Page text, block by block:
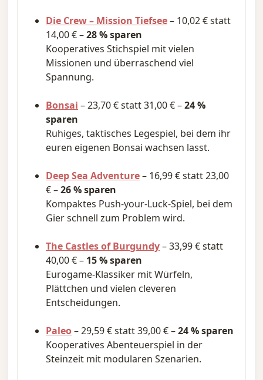
Die Crew – Mission Tiefsee– 10,02 € statt
14,00 € –28 % sparen
Kooperatives Stichspiel mit vielen
Missionen und überraschend viel
Spannung.
Bonsai – 23,70 € statt 31,00 € –24 %
sparen
Ruhiges, taktisches Legespiel, bei dem ihr
euren eigenen Bonsai wachsen lasst.
Deep Sea Adventure– 16,99 € statt 23,00
€ –26 % sparen
Kompaktes Push-your-Luck-Spiel, bei dem
Gier schnell zum Problem wird.
The Castles of Burgundy– 33,99 € statt
40,00 € – 15 % sparen
Eurogame-Klassiker mit Würfeln,
Plättchen und vielen cleveren
Entscheidungen.
Paleo– 29,59 € statt 39,00 € –24 % sparen
Kooperatives Abenteuerspiel in der
Steinzeit mit modularen Szenarien.